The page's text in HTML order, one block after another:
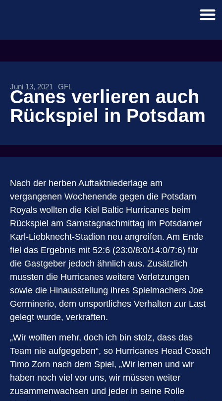
Juni 13, 2021 GFL
Canes verlieren auch
Rückspiel in Potsdam
Nach der herben Auftaktniederlage am
vergangenen Wochenende gegen die Potsdam
Royals wollten die Kiel Baltic Hurricanes beim
Rückspiel am Samstagnachmittag im Potsdamer
Karl-Liebknecht-Stadion neu angreifen. Am Ende
fiel das Ergebnis mit 52:6 (23:0/8:0/14:0/7:6) für
die Gastgeber jedoch ähnlich aus. Zusätzlich
mussten die Hurricanes weitere Verletzungen
sowie die Hinausstellung ihres Spielmachers Joe
Germinerio, dem unsportliches Verhalten zur Last
gelegt wurde, verkraften.
„Wir wollten mehr, doch ich bin stolz, dass das
Team nie aufgegeben“, so Hurricanes Head Coach
Timo Zorn nach dem Spiel, „Wir lernen und wir
haben noch viel vor uns, wir müssen weiter
zusammenwachsen und jeder in seine Rolle